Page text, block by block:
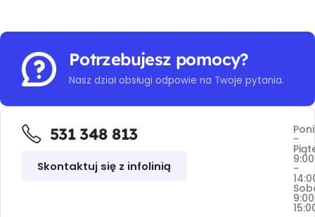
Potrzebujesz pomocy?
Nasz dział obsługi odpowie na Twoje pytania.
531 348 813
Skontaktuj się z infolinią
-
9:00
-